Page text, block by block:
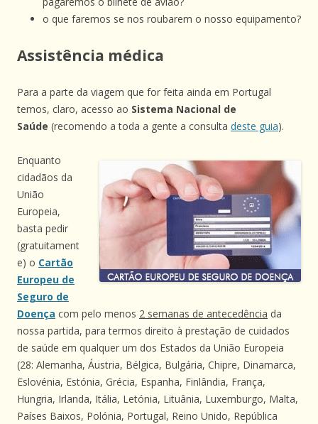
o que faremos se nos roubarem o nosso equipamento?
Assistência médica
Para a parte da viagem que for feita ainda em Portugal
temos, claro, acesso ao Sistema Nacional de
Saúde (recomendo a toda a gente a consulta deste guia).
Enquanto
cidadãos da
União
Europeia,
basta pedir
(gratuitament
e) o Cartão
Europeu de
Seguro de
Doença com pelo menos 2 semanas de antecedência da
nossa partida, para termos direito à prestação de cuidados
de saúde em qualquer um dos Estados da União Europeia
(28: Alemanha, Áustria, Bélgica, Bulgária, Chipre, Dinamarca,
Eslovénia, Estónia, Grécia, Espanha, Finlândia, França,
Hungria, Irlanda, Itália, Letónia, Lituânia, Luxemburgo, Malta,
Países Baixos, Polónia, Portugal, Reino Unido, República